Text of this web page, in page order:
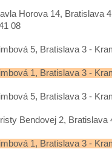
Horova 14, Bratislava
08
5, Bratislava 3 -
1, Bratislava 3 -
5, Bratislava 3 -
Bendovej 2, Bratislava
1, Bratislava 3 -